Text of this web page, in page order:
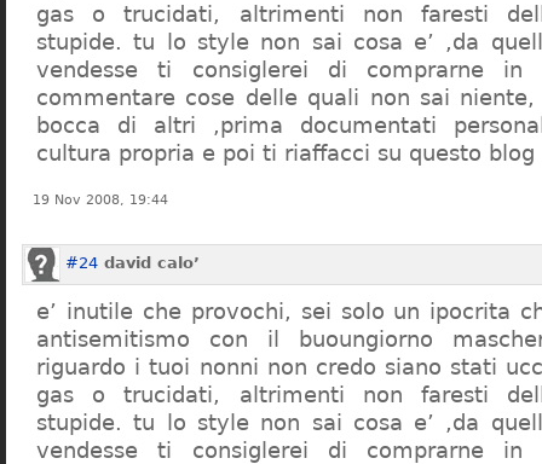
gas o trucidati, altrimenti non faresti
stupide. tu lo style non sai cosa e’ ,da
vendesse ti consiglerei di comprarne in
commentare cose delle quali non sai
bocca di altri ,prima documentati
cultura propria e poi ti riaffacci su questo blog
19 Nov 2008, 19:44
#24 david calo’
e’ inutile che provochi, sei solo un ipocrita
antisemitismo con il buoungiorno
riguardo i tuoi nonni non credo siano stati
gas o trucidati, altrimenti non faresti
stupide. tu lo style non sai cosa e’ ,da
vendesse ti consiglerei di comprarne in